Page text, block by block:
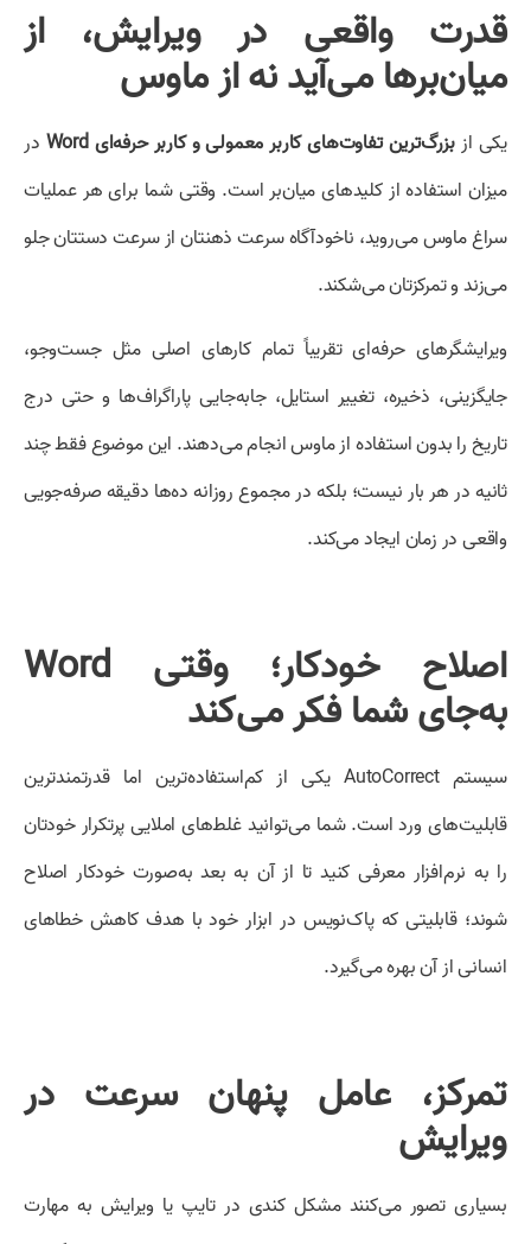
قدرت واقعی در ویرایش، از
میان‌برها می‌آید نه از ماوس
یکی از بزرگ‌ترین تفاوت‌های کاربر معمولی و کاربر حرفه‌ای Word
در
میزان استفاده از کلیدهای میان‌بر است. وقتی شما برای هر عملیات
سراغ ماوس می‌روید، ناخودآگاه سرعت ذهنتان از سرعت دستتان جلو
می‌زند و تمرکزتان می‌شکند.
ویرایشگرهای حرفه‌ای تقریباً تمام کارهای اصلی مثل جست‌وجو،
جایگزینی، ذخیره، تغییر استایل، جابه‌جایی پاراگراف‌ها و حتی درج
تاریخ را بدون استفاده از ماوس انجام می‌دهند. این موضوع فقط چند
ثانیه در هر بار نیست؛ بلکه در مجموع روزانه ده‌ها دقیقه صرفه‌جویی
واقعی در زمان ایجاد می‌کند.
اصلاح خودکار؛ وقتی Word
به‌جای شما فکر می‌کند
سیستم AutoCorrect یکی از کم‌استفاده‌ترین اما قدرتمندترین
قابلیت‌های ورد است. شما می‌توانید غلط‌های املایی پرتکرار خودتان
را به نرم‌افزار معرفی کنید تا از آن به بعد به‌صورت خودکار اصلاح
شوند؛ قابلیتی که پاک‌نویس در ابزار خود با هدف کاهش خطاهای
انسانی از آن بهره می‌گیرد.
تمرکز، عامل پنهان سرعت در
ویرایش
بسیاری تصور می‌کنند مشکل کندی در تایپ یا ویرایش به مهارت